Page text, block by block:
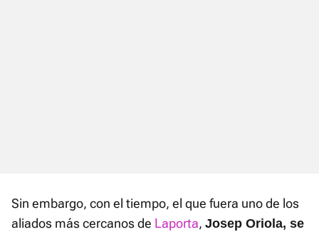
Sin embargo, con el tiempo, el que fuera uno de los
aliados más cercanos de Laporta, Josep Oriola, se